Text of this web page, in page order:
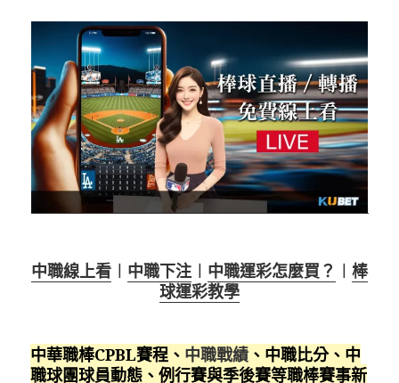
中職線上看 ︱ 中職下注 ︱ 中職運彩怎麼買？ ︱ 棒
球運彩教學
中華職棒CPBL賽程、 中職戰績 、中職比分、中
職球團球員動態、例行賽與季後賽等職棒賽事新